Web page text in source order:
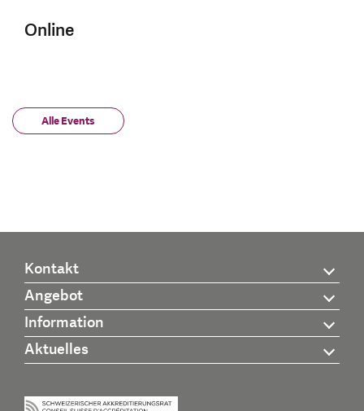
Online
Alle Events
Kontakt
Angebot
Information
Aktuelles